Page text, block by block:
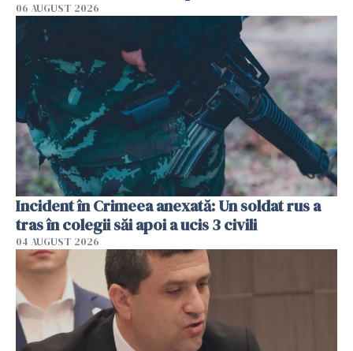
06 AUGUST 2026
Incident în Crimeea anexată: Un soldat rus a
tras în colegii săi apoi a ucis 3 civili
04 AUGUST 2026